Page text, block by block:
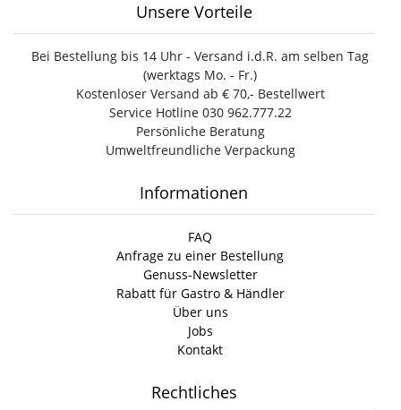
Unsere Vorteile
Bei Bestellung bis 14 Uhr - Versand i.d.R. am selben Tag
(werktags Mo. - Fr.)
Kostenloser Versand ab € 70,- Bestellwert
Service Hotline 030 962.777.22
Persönliche Beratung
Umweltfreundliche Verpackung
Informationen
FAQ
Anfrage zu einer Bestellung
Genuss-Newsletter
Rabatt für Gastro & Händler
Über uns
Jobs
Kontakt
Rechtliches